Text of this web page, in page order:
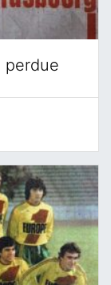
perdue